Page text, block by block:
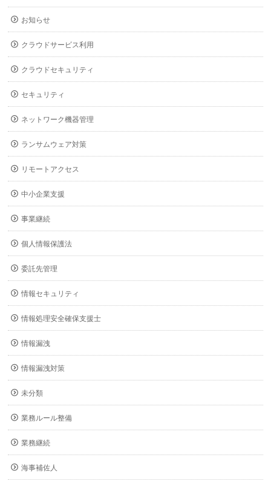
お知らせ
クラウドサービス利用
クラウドセキュリティ
セキュリティ
ネットワーク機器管理
ランサムウェア対策
リモートアクセス
中小企業支援
事業継続
個人情報保護法
委託先管理
情報セキュリティ
情報処理安全確保支援士
情報漏洩
情報漏洩対策
未分類
業務ルール整備
業務継続
海事補佐人